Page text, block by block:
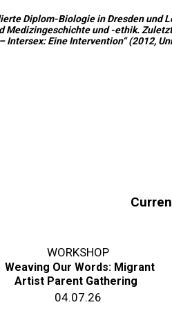
Diplom-Biologie in Dresden
Medizingeschichte und -ethik.
Eine Intervention“ (2012,
WORKSHOP
Weaving Our Words: Migrant
Artist Parent Gathering
04.07.26